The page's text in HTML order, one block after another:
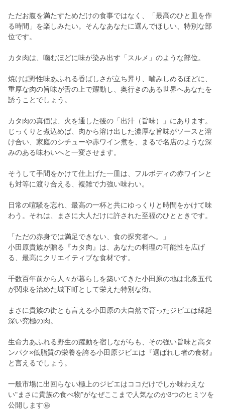
ただお腹を満たすためだけの食事ではなく、「最高のひと皿を作
る時間」を楽しみたい。そんなあなたに選んでほしい、特別な部
位です。
カタ肉は、噛むほどに味が染み出す「スルメ」のような部位。
焼けば野性味あふれる香ばしさが立ち昇り、噛みしめるほどに、
重厚な肉の旨味が舌の上で躍動し、奥行きのある世界へあなたを
誘うことでしょう。
カタ肉の真価は、火を通した後の「出汁（旨味）」にあります。
じっくりと煮込めば、肉から溶け出した濃厚な旨味がソースと溶
け合い、家庭のシチューや赤ワイン煮を、まるで名店のような深
みのある味わいへと一変させます。
そうして手間をかけて仕上げた一皿は、フルボディの赤ワインと
も対等に渡り合える、複雑で力強い味わい。
日常の喧騒を忘れ、最高の一杯と共にゆっくりと時間をかけて味
わう。それは、まさに大人だけに許された至福のひとときです。
「ただの赤身では満足できない、食の探究者へ。」
小田原貴族が贈る『カタ肉』は、あなたの料理の可能性を広げ
る、最高にクリエイティブな食材です。
千数百年前から人々が暮らしを築いてきた小田原の地は北条五代
が関東を治めた城下町として栄えた特別な街。
まさに貴族の街とも言える小田原の大自然で育ったジビエは縁起
深い究極の肉。
生命力あふれる野生の躍動を宿しながらも、その強い旨味と高タ
ンパク×低脂質の栄養を誇る小田原ジビエは『選ばれし者の食材』
と言えるでしょう。
一般市場に出回らない極上のジビエはココだけでしか味わえな
い"まさに貴族の食べ物"がなぜここまで人気なのか3つのヒミツを
公開します㊙